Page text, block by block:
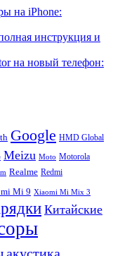
на iPhone:
инструкция и
на новый телефон:
Google HMD Global
Meizu Moto Motorola
Realme Redmi
Mi 9 Xiaomi Mi Mix 3
Китайские